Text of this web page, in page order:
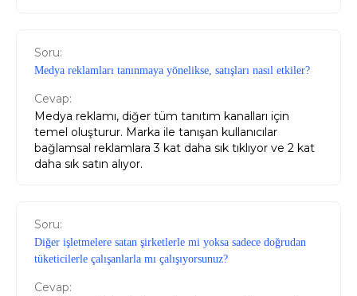
Soru:
Medya reklamları tanınmaya yönelikse, satışları nasıl etkiler?
Cevap:
Medya reklamı, diğer tüm tanıtım kanalları için
temel oluşturur. Marka ile tanışan kullanıcılar
bağlamsal reklamlara 3 kat daha sık tıklıyor ve 2 kat
daha sık satın alıyor.
Soru:
Diğer işletmelere satan şirketlerle mi yoksa sadece doğrudan
tüketicilerle çalışanlarla mı çalışıyorsunuz?
Cevap: